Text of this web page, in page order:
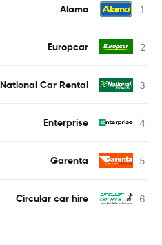
Alamo
Europcar
National Car Rental
Enterprise
Garenta
Circular car hire